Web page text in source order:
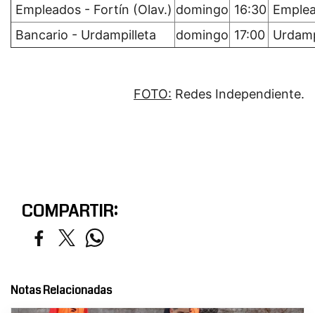
Empleados - Fortín (Olav.) domingo 16:30
Bancario - Urdampilleta
domingo 17:00
FOTO: Redes Independiente.
COMPARTIR:
Notas Relacionadas